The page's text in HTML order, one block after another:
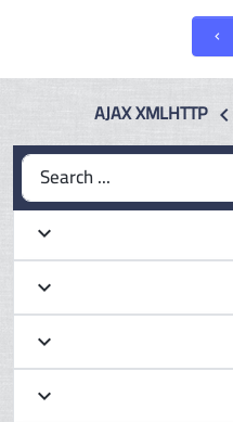
chevron_left
AJAX XMLHTTP chevron_left
Search ...
keyboard_arrow_down
keyboard_arrow_down
keyboard_arrow_down
keyboard_arrow_down